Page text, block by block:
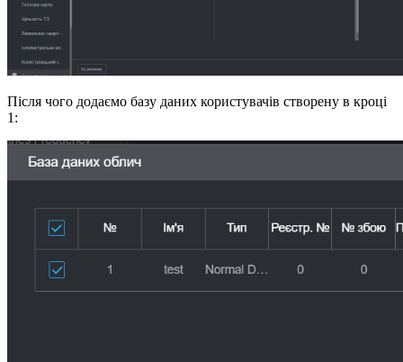
Після чого додаємо базу даних користувачів створену в кроці
1: